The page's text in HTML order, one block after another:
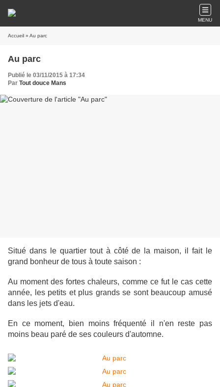
MENU
Accueil » Au parc
Au parc
Publié le 03/11/2015 à 17:34
Par Tout douce Mans
Situé dans le quartier tout à côté de la maison, il fait le
grand bonheur de tous à toute saison :
Au moment des fortes chaleurs, comme ce fut le cas cette
année, les petits et plus grands se sont beaucoup amusé
dans les jets d'eau.
En ce moment, bien moins fréquenté il n'en reste pas
moins beau paré de ses couleurs d'automne.